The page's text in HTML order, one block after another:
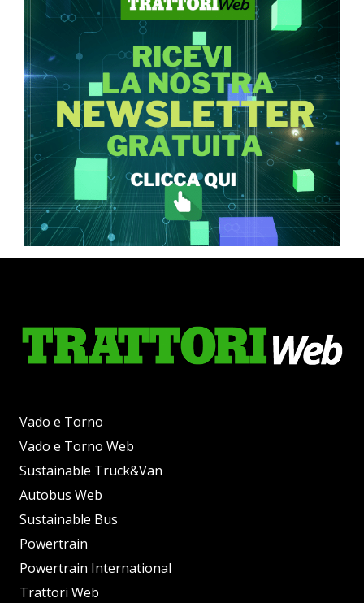
Vado e Torno
Vado e Torno Web
Sustainable Truck&Van
Autobus Web
Sustainable Bus
Powertrain
Powertrain International
Trattori Web